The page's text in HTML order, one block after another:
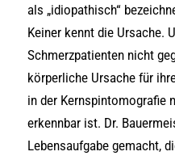
als „idiopathisch“
Keiner kennt die Ursache.
Schmerzpatienten nicht
körperliche Ursache für
in der Kernspintomografie
erkennbar ist. Dr.
Lebensaufgabe gemacht,